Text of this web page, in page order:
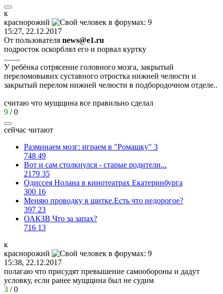
к
краснорожий
15:27, 22.12.2017
От пользователя news@e1.ru
подросток оскорблял его и порвал куртку
........
У ребёнка сотрясение головного мозга, закрытый
переломовывих суставного отростка нижней челюсти и
закрытый перелом нижней челюсти в подбородочном отделе..
считаю что мущщина все правильно сделал
9 /0
сейчас читают
Разминаем мозг: играем в "Ромашку" 3
748 49
Вот и сам столкнулся - старые родители...
2179 35
Одиссея Нолана в кинотеатрах Екатеринбурга
300 16
Меняю проводку в щитке.Есть что недорогое?
397 23
ОАКЗВ Что за запах?
716 13
к
краснорожий
15:38, 22.12.2017
полагаю что присудят превышение самообороны и дадут
условку, если ранее мущщина был не судим
3 /0